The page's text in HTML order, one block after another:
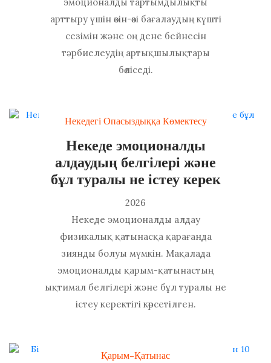
арттыру үшін өзін-өзі бағалаудың күшті
сезімін және оң дене бейнесін
тәрбиелеудің артықшылықтары
бөліседі.
Некедегі Опасыздыққа Көмектесу
Некеде эмоционалды
алдаудың белгілері және
бұл туралы не істеу керек
2026
Некеде эмоционалды алдау
физикалық қатынасқа қарағанда
зиянды болуы мүмкін. Мақалада
эмоционалды қарым-қатынастың
ықтимал белгілері және бұл туралы не
істеу керектігі көрсетілген.
Қарым-Қатынас